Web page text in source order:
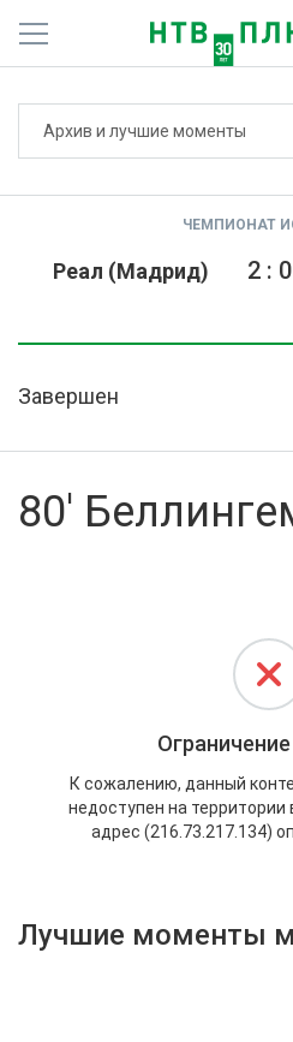
Спорт
О сайте
Архив и лучшие моменты
ЧЕМПИОНАТ
Реал (Мадрид) 2: 0
Завершен
80'
Лучшие моменты